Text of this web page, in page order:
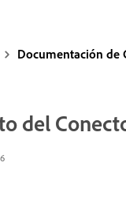
Documentación de
del